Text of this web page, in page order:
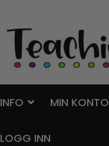
Hopp
navigasjon
Hopp
innhold
INFO MIN KONTO
LOGG INN